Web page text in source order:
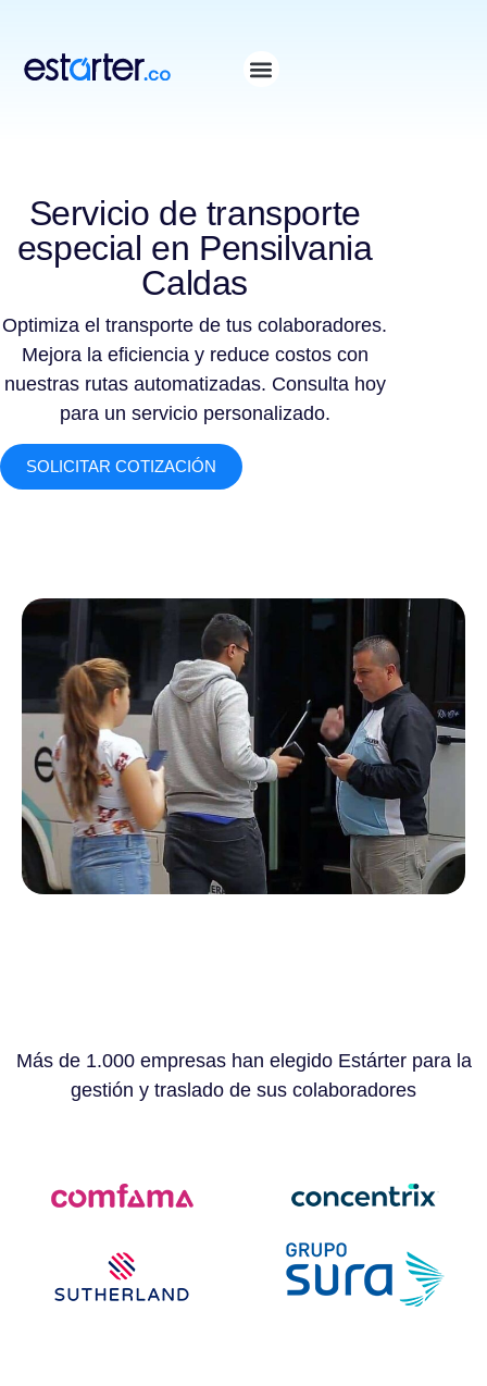
Servicio de transporte
especial en Pensilvania
Caldas
Optimiza el transporte de tus colaboradores.
Mejora la eficiencia y reduce costos con
nuestras rutas automatizadas. Consulta hoy
para un servicio personalizado.
SOLICITAR COTIZACIÓN
Más de 1.000 empresas han elegido Estárter para la
gestión y traslado de sus colaboradores